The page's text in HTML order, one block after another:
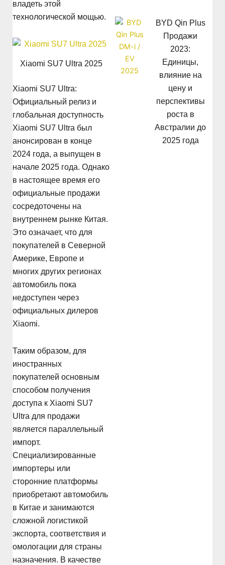
владеть этой
технологической мощью.
Xiaomi SU7 Ultra 2025
Xiaomi SU7 Ultra:
Официальный релиз и
глобальная доступность
Xiaomi SU7 Ultra был
анонсирован в конце
2024 года, а выпущен в
начале 2025 года. Однако
в настоящее время его
официальные продажи
сосредоточены на
внутреннем рынке Китая.
Это означает, что для
покупателей в Северной
Америке, Европе и
многих других регионах
автомобиль пока
недоступен через
официальных дилеров
Xiaomi.
Таким образом, для
иностранных
покупателей основным
способом получения
доступа к Xiaomi SU7
Ultra для продажи
является параллельный
импорт.
Специализированные
импортеры или
сторонние платформы
приобретают автомобиль
в Китае и занимаются
сложной логистикой
экспорта, соответствия и
омологации для страны
назначения. В качестве
BYD Qin Plus
Продажи
2023:
Единицы,
влияние на
цену и
перспективы
роста в
Австралии до
2025 года